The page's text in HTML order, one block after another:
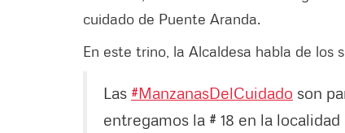
cuidado de Puente Aranda.
En este trino, la Alcaldesa habla de los
Las #ManzanasDelCuidado son
entregamos la # 18 en la